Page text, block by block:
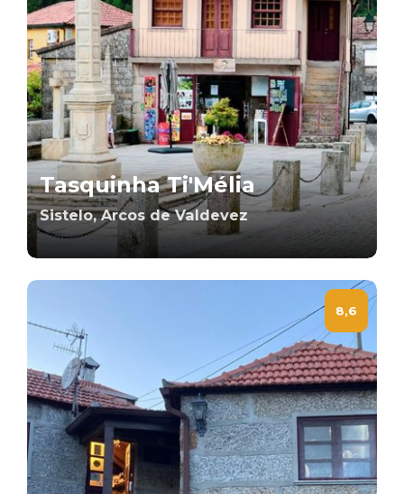
Tasquinha Ti'Mélia
Sistelo, Arcos de Valdevez
8,6